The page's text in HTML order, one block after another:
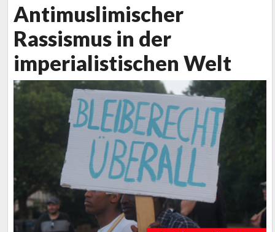
Antimuslimischer
Rassismus in der
imperialistischen Welt